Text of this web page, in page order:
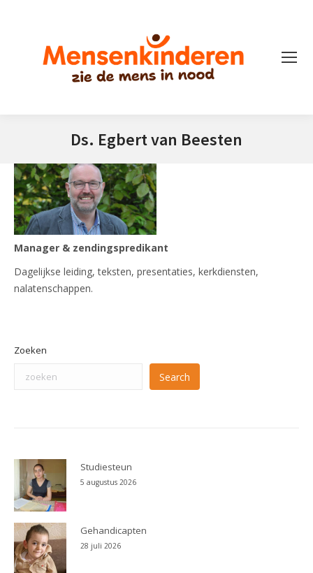
Ds. Egbert van Beesten
Manager & zendingspredikant
Dagelijkse leiding, teksten, presentaties, kerkdiensten,
nalatenschappen.
Zoeken
Search
Studiesteun
5 augustus 2026
Gehandicapten
28 juli 2026